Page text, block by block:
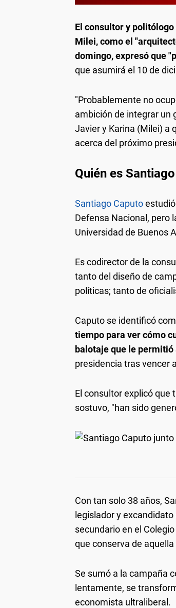
El consultor y
Milei, como el
domingo, expresó que
que asumirá el 10 de
"Probablemente no
ambición de integrar un
Javier y Karina (Milei) a
acerca del próximo
Quién es
Santiago Caputo
Defensa Nacional, pero
Universidad de Buenos
Es codirector de la
tanto del diseño de
políticas; tanto de
Caputo se identificó
tiempo para ver cómo
balotaje que le
presidencia tras vencer
El consultor explicó que
sostuvo, "han sido
Con tan solo 38 años,
legislador y
secundario en el
que conserva de
Se sumó a la campaña
lentamente, se
economista ultraliberal.